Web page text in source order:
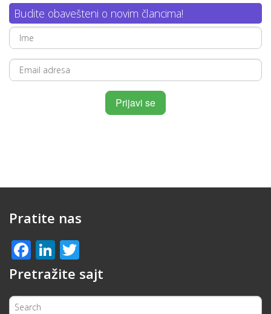
Budite obavešteni o novim člancima!
Pratite nas
Facebook
LinkedIn
Pretražite sajt